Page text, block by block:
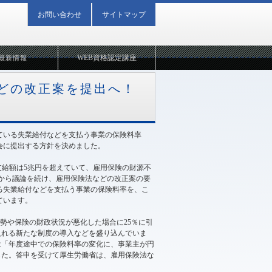
新情報
の改正案を提出へ！
る失業給付などを支払う事業の保険料率
提出する方針を決めました。
額は5兆円を超えていて、雇用保険の財源不
ら議論を続け、雇用保険法などの改正案の要
業給付などを支払う事業の保険料率を、こ
ます。
や保険の財政状況が悪化した場合に25％に引
る新たな制度の導入などを盛り込んでいま
年度途中での保険料率の変化に、事業主が円
。答申を受けて厚生労働省は、雇用保険法な
WEB資格認定講座
お問い合わせ サイトマップ